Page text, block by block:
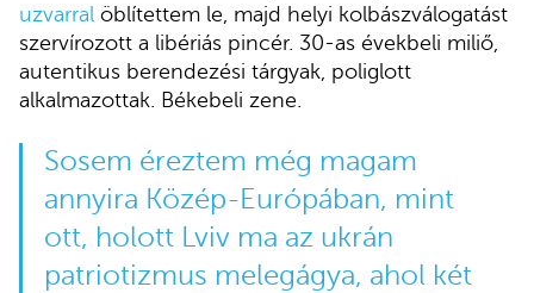
uzvarral öblítettem le, majd helyi kolbászválogatást
szervírozott a libériás pincér. 30-as évekbeli miliő,
autentikus berendezési tárgyak, poliglott
alkalmazottak. Békebeli zene.
Sosem éreztem még magam
annyira Közép-Európában, mint
ott, holott Lviv ma az ukrán
patriotizmus melegágya, ahol két